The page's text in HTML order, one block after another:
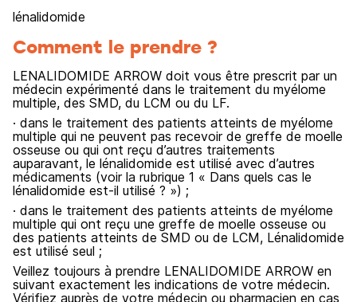
lénalidomide
Comment le prendre ?
LENALIDOMIDE ARROW doit vous être prescrit par un
médecin expérimenté dans le traitement du myélome
multiple, des SMD, du LCM ou du LF.
· dans le traitement des patients atteints de myélome
multiple qui ne peuvent pas recevoir de greffe de moelle
osseuse ou qui ont reçu d’autres traitements
auparavant, le lénalidomide est utilisé avec d’autres
médicaments (voir la rubrique 1 « Dans quels cas le
lénalidomide est-il utilisé ? ») ;
· dans le traitement des patients atteints de myélome
multiple qui ont reçu une greffe de moelle osseuse ou
des patients atteints de SMD ou de LCM, Lénalidomide
est utilisé seul ;
Veillez toujours à prendre LENALIDOMIDE ARROW en
suivant exactement les indications de votre médecin.
Vérifiez auprès de votre médecin ou pharmacien en cas